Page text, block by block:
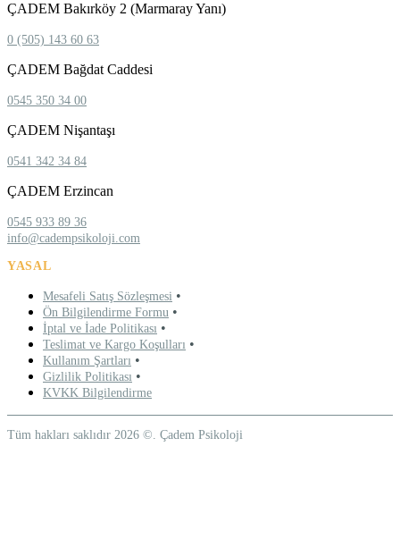
ÇADEM Bakırköy 2 (Marmaray Yanı)
0 (505) 143 60 63
ÇADEM Bağdat Caddesi
0545 350 34 00
ÇADEM Nişantaşı
0541 342 34 84
ÇADEM Erzincan
0545 933 89 36
info@cadempsikoloji.com
YASAL
Mesafeli Satış Sözleşmesi •
Ön Bilgilendirme Formu •
İptal ve İade Politikası •
Teslimat ve Kargo Koşulları •
Kullanım Şartları •
Gizlilik Politikası •
KVKK Bilgilendirme
Tüm hakları saklıdır 2026 ©. Çadem Psikoloji